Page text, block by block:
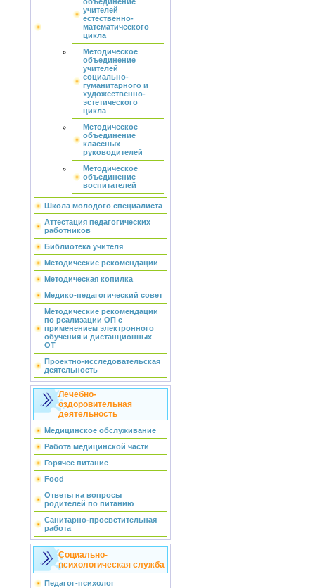
учителей
естественно-
математического
цикла
Методическое
объединение
учителей
социально-
гуманитарного и
художественно-
эстетического
цикла
Методическое
объединение
классных
руководителей
Методическое
объединение
воспитателей
Школа молодого специалиста
Аттестация педагогических
работников
Библиотека учителя
Методические рекомендации
Методическая копилка
Медико-педагогический совет
Методические рекомендации
по реализации ОП с
применением электронного
обучения и дистанционных
ОТ
Проектно-исследовательская
деятельность
Лечебно-
оздоровительная
деятельность
Медицинское обслуживание
Работа медицинской части
Горячее питание
Food
Ответы на вопросы
родителей по питанию
Санитарно-просветительная
работа
Социально-
психологическая служба
Педагог-психолог